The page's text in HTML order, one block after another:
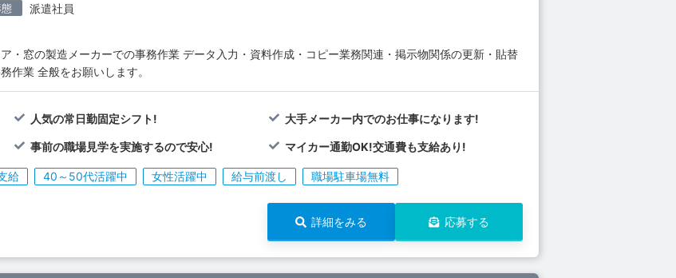
派遣社員
・窓の製造メーカーでの事務作業 データ入力・資料作成・コピー業務関連・掲示物関係の更新・貼替
作業 全般をお願いします。
人気の常日勤固定シフト! 大手メーカー内でのお仕事になります!
事前の職場見学を実施するので安心! マイカー通勤OK!交通費も支給あり!
給 40～50代活躍中 女性活躍中 給与前渡し 職場駐車場無料
詳細をみる 応募する